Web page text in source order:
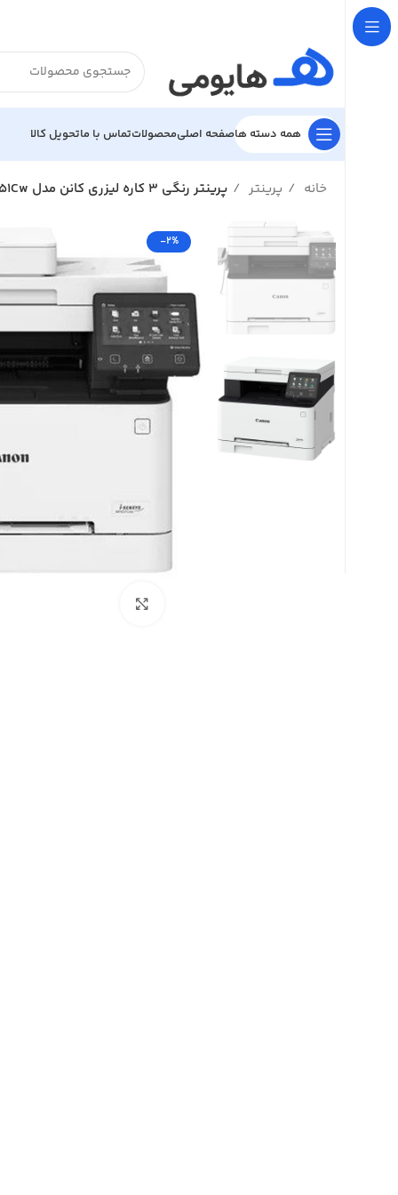
همه دسته هاصفحه اصلیمحصولاتتماس با ماتحویل کالا
خانه پرینتر پرینتر رنگی 3 کاره لیزری کانن مدل i-SENSYS MF651Cw
-2%